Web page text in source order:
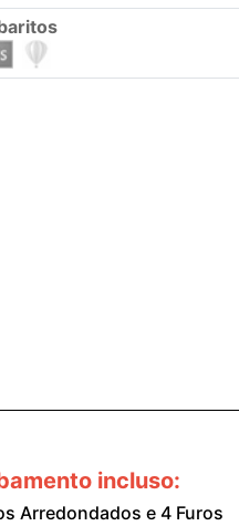
incluso:
Arredondados e 4 Furos